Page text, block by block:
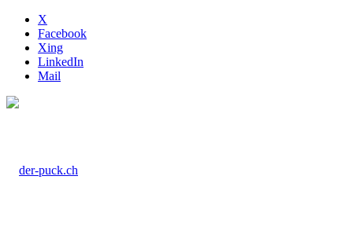
X
Facebook
Xing
LinkedIn
Mail